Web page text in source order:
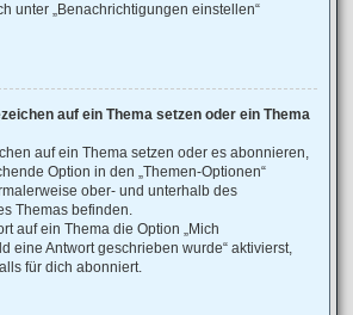
unter „Benachrichtigungen einstellen“
auf ein Thema setzen oder ein Thema
auf ein Thema setzen oder es abonnieren,
Option in den „Themen-Optionen“
ober- und unterhalb des
Themas befinden.
auf ein Thema die Option „Mich
eine Antwort geschrieben wurde“ aktivierst,
für dich abonniert.